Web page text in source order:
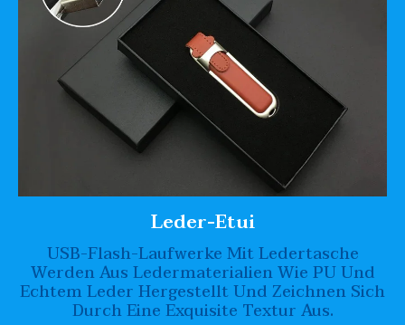
Leder-Etui
USB-Flash-Laufwerke Mit Ledertasche
Werden Aus Ledermaterialien Wie PU Und
Echtem Leder Hergestellt Und Zeichnen Sich
Durch Eine Exquisite Textur Aus.